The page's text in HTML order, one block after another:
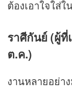
ต้องเอาใจใส่
ราศีกันย์ (ผู้ที่
ต.ค.)
งานหลายอย่า